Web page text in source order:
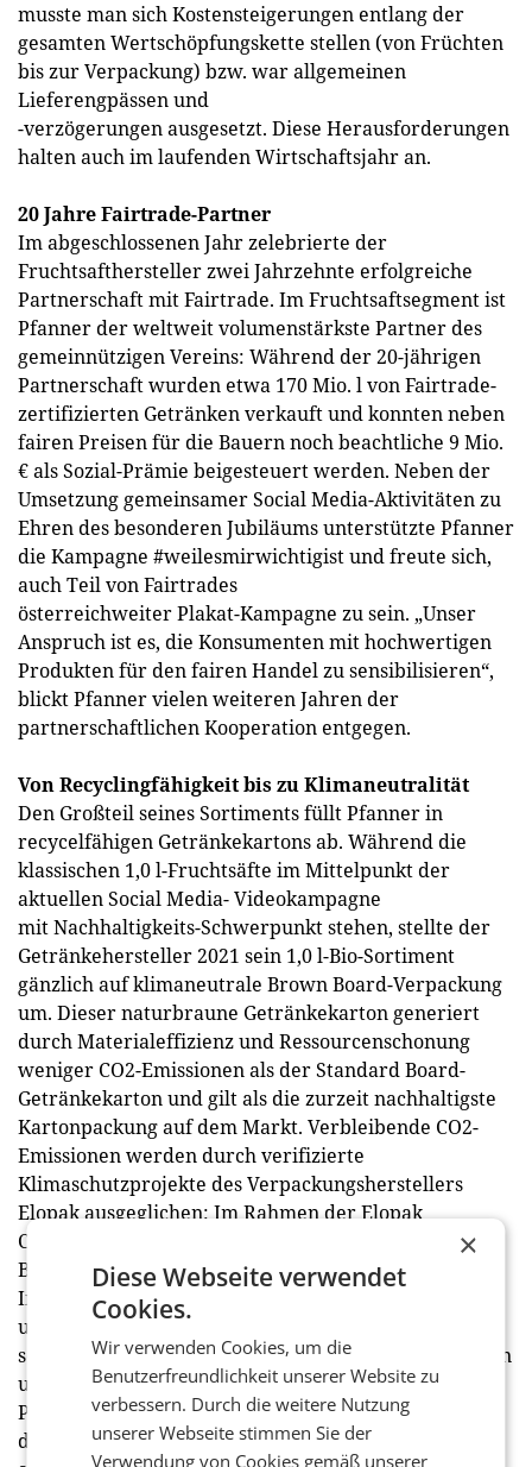
musste man sich Kostensteigerungen entlang der
gesamten Wertschöpfungskette stellen (von Früchten
bis zur Verpackung) bzw. war allgemeinen
Lieferengpässen und
-verzögerungen ausgesetzt. Diese Herausforderungen
halten auch im laufenden Wirtschaftsjahr an.
20 Jahre Fairtrade-Partner
Im abgeschlossenen Jahr zelebrierte der
Fruchtsafthersteller zwei Jahrzehnte erfolgreiche
Partnerschaft mit Fairtrade. Im Fruchtsaftsegment ist
Pfanner der weltweit volumenstärkste Partner des
gemeinnützigen Vereins: Während der 20-jährigen
Partnerschaft wurden etwa 170 Mio. l von Fairtrade-
zertifizierten Getränken verkauft und konnten neben
fairen Preisen für die Bauern noch beachtliche 9 Mio.
€ als Sozial-Prämie beigesteuert werden. Neben der
Umsetzung gemeinsamer Social Media-Aktivitäten zu
Ehren des besonderen Jubiläums unterstützte Pfanner
die Kampagne #weilesmirwichtigist und freute sich,
auch Teil von Fairtrades
österreichweiter Plakat-Kampagne zu sein. „Unser
Anspruch ist es, die Konsumenten mit hochwertigen
Produkten für den fairen Handel zu sensibilisieren“,
blickt Pfanner vielen weiteren Jahren der
partnerschaftlichen Kooperation entgegen.
Von Recyclingfähigkeit bis zu Klimaneutralität
Den Großteil seines Sortiments füllt Pfanner in
recycelfähigen Getränkekartons ab. Während die
klassischen 1,0 l-Fruchtsäfte im Mittelpunkt der
aktuellen Social Media- Videokampagne
mit Nachhaltigkeits-Schwerpunkt stehen, stellte der
Getränkehersteller 2021 sein 1,0 l-Bio-Sortiment
gänzlich auf klimaneutrale Brown Board-Verpackung
um. Dieser naturbraune Getränkekarton generiert
durch Materialeffizienz und Ressourcenschonung
weniger CO2-Emissionen als der Standard Board-
Getränkekarton und gilt als die zurzeit nachhaltigste
Kartonpackung auf dem Markt. Verbleibende CO2-
Emissionen werden durch verifizierte
Klimaschutzprojekte des Verpackungsherstellers
Elopak ausgeglichen: Im Rahmen der Elopak
CarbonNeutral-Zertifizierung werden mit der Brown
Board-Verpackung das Regenwald-Schutzprojekt in
Indonesien und das Kochherdprojekt in Kenia
unterstützt. „Für das Klima spielt es keine Rolle, wo
schädliche Treibhausgase in die Atmosphäre gelangen
und wo sie reduziert werden“, erläutert Peter
Pfanner die Maßnahmen und fügt hinzu: „Wichtig ist,
dass die weltweiten Emissionen in der Summe
×
Diese Webseite verwendet
Cookies.
Wir verwenden Cookies, um die
Benutzerfreundlichkeit unserer Website zu
verbessern. Durch die weitere Nutzung
unserer Webseite stimmen Sie der
Verwendung von Cookies gemäß unserer